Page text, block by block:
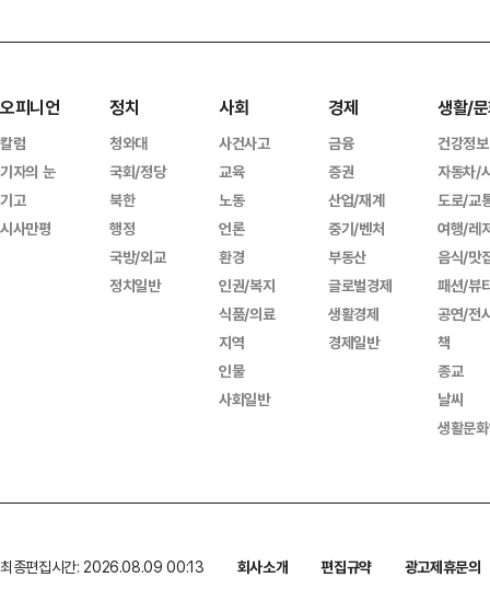
오피니언
칼럼
기자의 눈
기고
시사만평
정치
청와대
국회/정당
북한
행정
국방/외교
정치일반
사회
사건사고
교육
노동
언론
환경
인권/복지
식품/의료
지역
인물
사회일반
경제
금융
증권
산업/재계
중기/벤처
부동산
글로벌경제
생활경제
경제일반
생활/
건강정보
자동차/
도로/교
여행/레
음식/맛
패션/뷰
공연/전
책
종교
날씨
생활문
최종편집시간: 2026.08.09 00:13 회사소개 편집규약
광고제휴문의